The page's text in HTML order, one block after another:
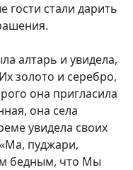
гости стали дарить
алтарь и увидела,
золото и серебро,
она пригласила
она села
увидела своих
пуджари,
бедным, что Мы